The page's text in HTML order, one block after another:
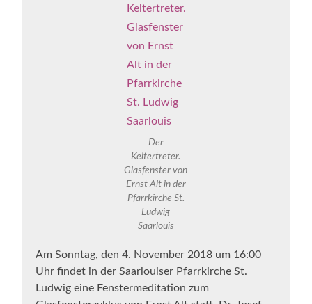
Der
Keltertreter.
Glasfenster von
Ernst Alt in der
Pfarrkirche St.
Ludwig
Saarlouis
Am Sonntag, den 4. November 2018 um 16:00
Uhr findet in der Saarlouiser Pfarrkirche St.
Ludwig eine Fenstermeditation zum